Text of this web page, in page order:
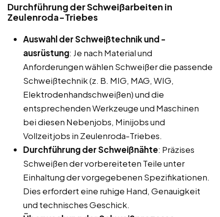
Durchführung der Schweißarbeiten in
Zeulenroda-Triebes
Auswahl der Schweißtechnik und -
ausrüstung: Je nach Material und
Anforderungen wählen Schweißer die passende
Schweißtechnik (z. B. MIG, MAG, WIG,
Elektrodenhandschweißen) und die
entsprechenden Werkzeuge und Maschinen
bei diesen Nebenjobs, Minijobs und
Vollzeitjobs in Zeulenroda-Triebes.
Durchführung der Schweißnähte: Präzises
Schweißen der vorbereiteten Teile unter
Einhaltung der vorgegebenen Spezifikationen.
Dies erfordert eine ruhige Hand, Genauigkeit
und technisches Geschick.